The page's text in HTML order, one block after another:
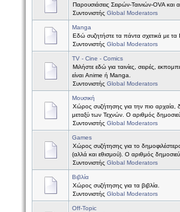
Παρουσιάσεις Σειρών-Ταινιών-OVA
Συντονιστής Global Moderators
Manga
Εδώ συζητήστε τα πάντα σχετικά με
Συντονιστής Global Moderators
TV - Cine - Comics
Μιλήστε εδώ για ταινίες, σειρές,
είναι Anime ή Manga.
Συντονιστής Global Moderators
Μουσική
Χώρος συζήτησης για την πιο αρχαία,
μεταξύ των Τεχνών. Ο αριθμός
Συντονιστής Global Moderators
Games
Χώρος συζήτησης για το
(αλλά και εθισμού). Ο αριθμός
Συντονιστής Global Moderators
Βιβλία
Χώρος συζήτησης για τα βιβλία.
Συντονιστής Global Moderators
Off-Topic